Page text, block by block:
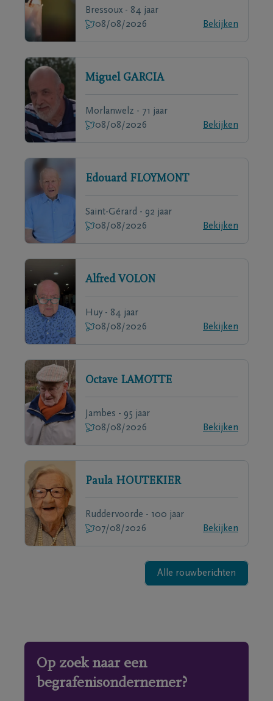
Bressoux - 84 jaar
08/08/2026
Bekijken
Miguel GARCIA
Morlanwelz - 71 jaar
08/08/2026
Bekijken
Edouard FLOYMONT
Saint-Gérard - 92 jaar
08/08/2026
Bekijken
Alfred VOLON
Huy - 84 jaar
08/08/2026
Bekijken
Octave LAMOTTE
Jambes - 95 jaar
08/08/2026
Bekijken
Paula HOUTEKIER
Ruddervoorde - 100 jaar
07/08/2026
Bekijken
Alle rouwberichten
Op zoek naar een
begrafenisondernemer?